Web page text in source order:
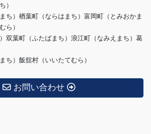
）
ち）楢葉町（ならはまち）富岡町（とみおかま
ら）
双葉町（ふたばまち）浪江町（なみえまち）葛
ち）飯舘村（いいたてむら）
お問い合わせ